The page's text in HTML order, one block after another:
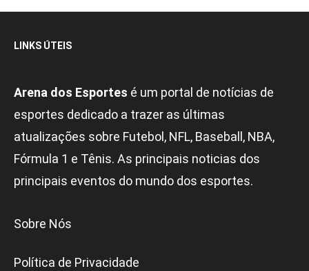
LINKS ÚTEIS
Arena dos Esportes é um portal de notícias de
esportes dedicado a trazer as últimas
atualizações sobre Futebol, NFL, Baseball, NBA,
Fórmula 1 e Tênis. As principais noticias dos
principais eventos do mundo dos esportes.
Sobre Nós
Política de Privacidade